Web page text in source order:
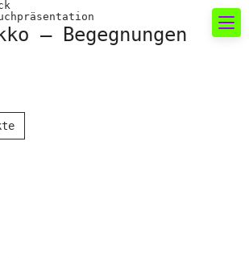
um die
Foto
– Begegnungen